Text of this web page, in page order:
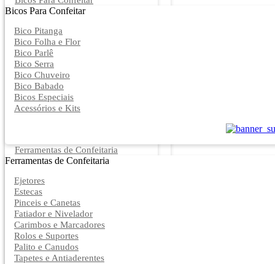
Bicos Para Confeitar
Bico Pitanga
Bico Folha e Flor
Bico Parlê
Bico Serra
Bico Chuveiro
Bico Babado
Bicos Especiais
Acessórios e Kits
Ferramentas de Confeitaria
Ferramentas de Confeitaria
Ejetores
Estecas
Pinceis e Canetas
Fatiador e Nivelador
Carimbos e Marcadores
Rolos e Suportes
Palito e Canudos
Tapetes e Antiaderentes